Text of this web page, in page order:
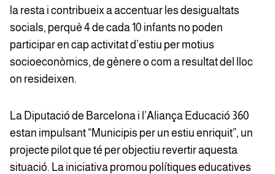
la resta i contribueix a accentuar les desigualtats
socials, perquè 4 de cada 10 infants no poden
participar en cap activitat d’estiu per motius
socioeconòmics, de gènere o com a resultat del lloc
on resideixen.
La Diputació de Barcelona i l’Aliança Educació 360
estan impulsant “Municipis per un estiu enriquit”, un
projecte pilot que té per objectiu revertir aquesta
situació. La iniciativa promou polítiques educatives